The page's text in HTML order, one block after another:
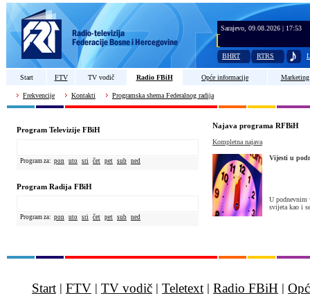
Sarajevo, 09.08.2026 | 17:53
BHRT RTRS
Start FTV TV vodič Radio FBiH Opće informacije Marketing
Frekvencije Kontakti Programska shema Federalnog radija
Program Televizije FBiH
Program za: pon uto sri čet pet sub ned
Program Radija FBiH
Program za: pon uto sri čet pet sub ned
Najava programa RFBiH
Kompletna najava
Vijesti u
U podnevnim
svijeta kao i
Start | FTV | TV vodič | Teletext | Radio FBiH |